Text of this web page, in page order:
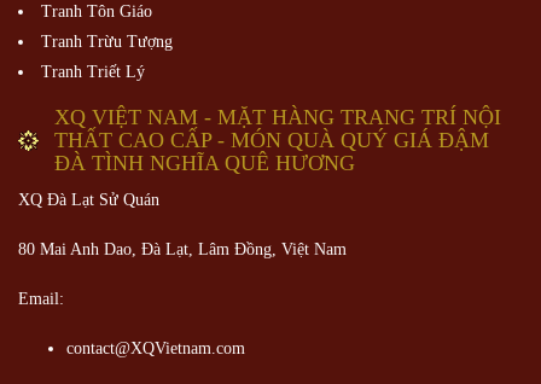
Tranh Tôn Giáo
Tranh Trừu Tượng
Tranh Triết Lý
XQ VIỆT NAM - MẶT HÀNG TRANG TRÍ NỘI
THẤT CAO CẤP - MÓN QUÀ QUÝ GIÁ ĐẬM
ĐÀ TÌNH NGHĨA QUÊ HƯƠNG
XQ Đà Lạt Sử Quán
80 Mai Anh Dao, Đà Lạt, Lâm Đồng, Việt Nam
Email:
contact@XQVietnam.com